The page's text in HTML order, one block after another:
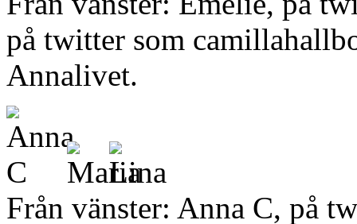
på twitter som
Annalivet.
Från vänster: Anna C, på